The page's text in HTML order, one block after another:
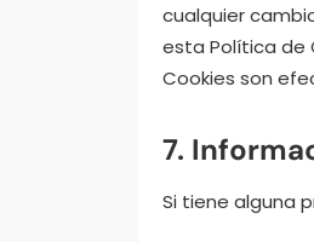
cualquier
esta Política de
Cookies son
7.
Si tiene alguna